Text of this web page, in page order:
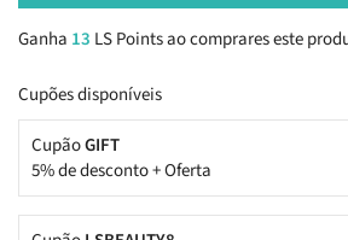
Ganha 13 LS Points ao comprares este
Cupões disponíveis
CupãoGIFT
5% de desconto + Oferta